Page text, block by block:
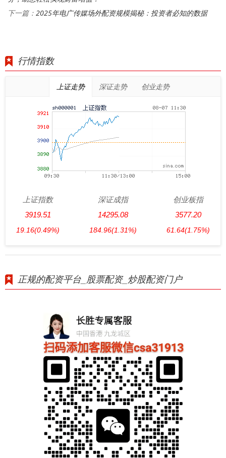
下一篇： 2025年电广传媒场外配资规模揭秘：投资者必知的数据
行情指数
上证走势 深证走势 创业走势
上证指数
3919.51
19.16(0.49%)
深证成指
14295.08
184.96(1.31%)
创业板指
3577.20
61.64(1.75%)
正规的配资平台_股票配资_炒股配资门户